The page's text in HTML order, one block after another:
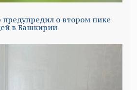
предупредил о втором пике
в Башкирии